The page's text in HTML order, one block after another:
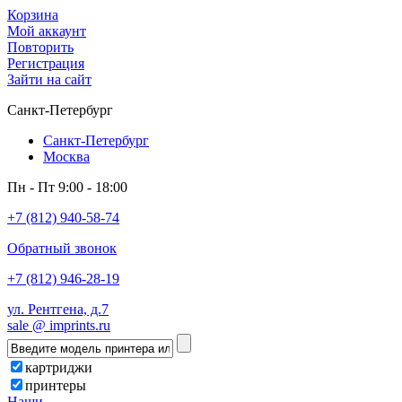
Корзина
Мой аккаунт
Повторить
Регистрация
Зайти на сайт
Санкт-Петербург
Санкт-Петербург
Москва
Пн - Пт 9:00 - 18:00
+7 (812) 940-58-74
Обратный звонок
+7 (812) 946-28-19
ул. Рентгена, д.7
sale @ imprints.ru
картриджи
принтеры